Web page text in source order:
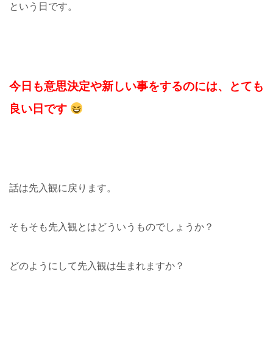
という日です。
今日も意思決定や新しい事をするのには、とても
良い日です
話は先入観に戻ります。
そもそも先入観とはどういうものでしょうか？
どのようにして先入観は生まれますか ？